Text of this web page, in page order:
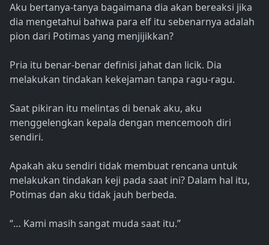
Aku bertanya-tanya bagaimana dia akan bereaksi jika
dia mengetahui bahwa para elf itu sebenarnya adalah
pion dari Potimas yang menjijikkan?
Pria itu benar-benar definisi jahat dan licik. Dia
melakukan tindakan kekejaman tanpa ragu-ragu.
Saat pikiran itu melintas di benak aku, aku
menggelengkan kepala dengan mencemooh diri
sendiri.
Apakah aku sendiri tidak membuat rencana untuk
melakukan tindakan keji pada saat ini? Dalam hal itu,
Potimas dan aku tidak jauh berbeda.
“… Kami masih sangat muda saat itu.”